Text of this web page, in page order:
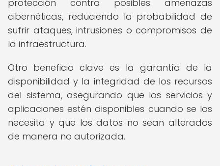
protección contra posibles amenazas
cibernéticas, reduciendo la probabilidad de
sufrir ataques, intrusiones o compromisos de
la infraestructura.
Otro beneficio clave es la garantía de la
disponibilidad y la integridad de los recursos
del sistema, asegurando que los servicios y
aplicaciones estén disponibles cuando se los
necesita y que los datos no sean alterados
de manera no autorizada.